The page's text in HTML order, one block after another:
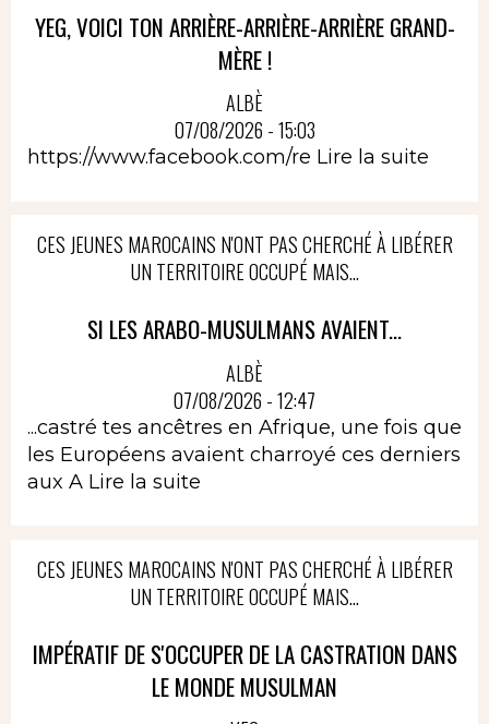
YEG, VOICI TON ARRIÈRE-ARRIÈRE-ARRIÈRE GRAND-
MÈRE !
ALBÈ
07/08/2026 - 15:03
https://www.facebook.com/re Lire la suite
CES JEUNES MAROCAINS N'ONT PAS CHERCHÉ À LIBÉRER
UN TERRITOIRE OCCUPÉ MAIS...
SI LES ARABO-MUSULMANS AVAIENT...
ALBÈ
07/08/2026 - 12:47
...castré tes ancêtres en Afrique, une fois que
les Européens avaient charroyé ces derniers
aux A Lire la suite
CES JEUNES MAROCAINS N'ONT PAS CHERCHÉ À LIBÉRER
UN TERRITOIRE OCCUPÉ MAIS...
IMPÉRATIF DE S'OCCUPER DE LA CASTRATION DANS
LE MONDE MUSULMAN